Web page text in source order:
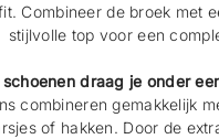
Combineer de broek met
stijlvolle top voor een
draag je onder
combineren gemakkelijk
of hakken. Door de